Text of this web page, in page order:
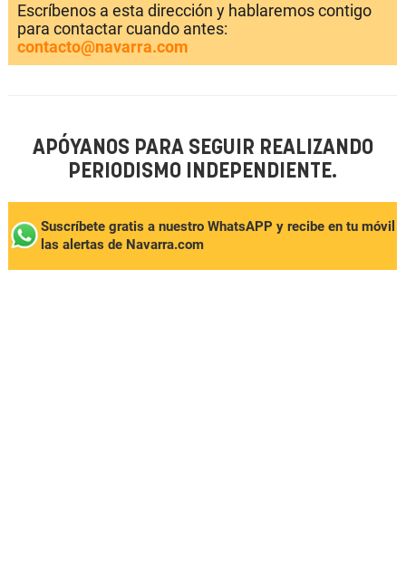
Escríbenos a esta dirección y hablaremos contigo
para contactar cuando antes:
contacto@navarra.com
APÓYANOS PARA SEGUIR REALIZANDO
PERIODISMO INDEPENDIENTE.
Suscríbete gratis a nuestro WhatsAPP y recibe en tu móvil
las alertas de Navarra.com